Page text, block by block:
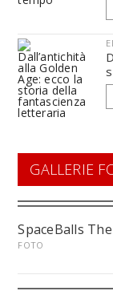
GALLERIE
SpaceBalls
FOTO